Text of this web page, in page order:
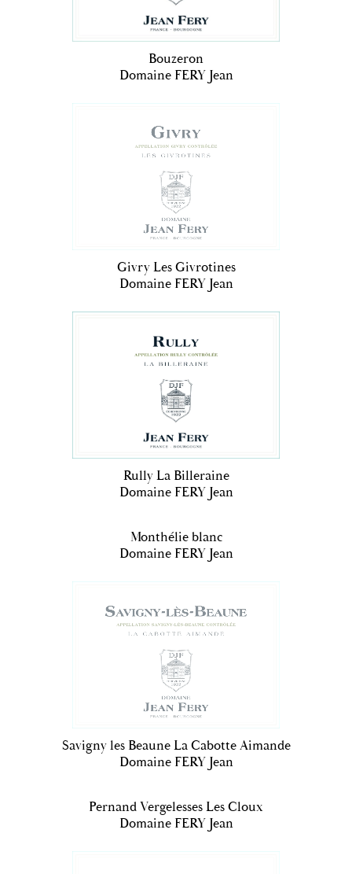
Bouzeron
Domaine FERY Jean
Givry Les Givrotines
Domaine FERY Jean
Rully La Billeraine
Domaine FERY Jean
Monthélie blanc
Domaine FERY Jean
Savigny les Beaune La Cabotte Aimande
Domaine FERY Jean
Pernand Vergelesses Les Cloux
Domaine FERY Jean